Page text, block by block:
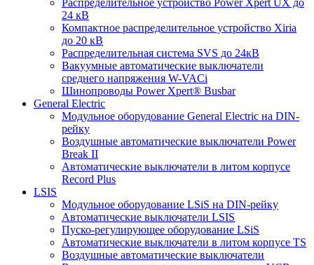
Распределительное устройство Power Xpert UX до
24 кВ
Компактное распределительное устройство Xiria
до 20 кВ
Распределительная система SVS до 24кВ
Вакуумные автоматические выключатели
среднего напряжения W-VACi
Шинопроводы Power Xpert® Busbar
General Electric
Модульное оборудование General Electric на DIN-
рейку
Воздушные автоматические выключатели Power
Break II
Автоматические выключатели в литом корпусе
Record Plus
LSIS
Модульное оборудование LSiS на DIN-рейку
Автоматические выключатели LSIS
Пуско-регулирующее оборудование LSiS
Автоматические выключатели в литом корпусе TS
Воздушные автоматические выключатели